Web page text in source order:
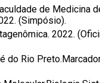
de Medicina
(Simpósio).
2022.
do Rio